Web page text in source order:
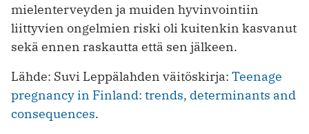
mielenterveyden ja muiden hyvinvointiin
liittyvien ongelmien riski oli kuitenkin kasvanut
sekä ennen raskautta että sen jälkeen.
Lähde: Suvi Leppälahden väitöskirja: Teenage
pregnancy in Finland: trends, determinants and
consequences.